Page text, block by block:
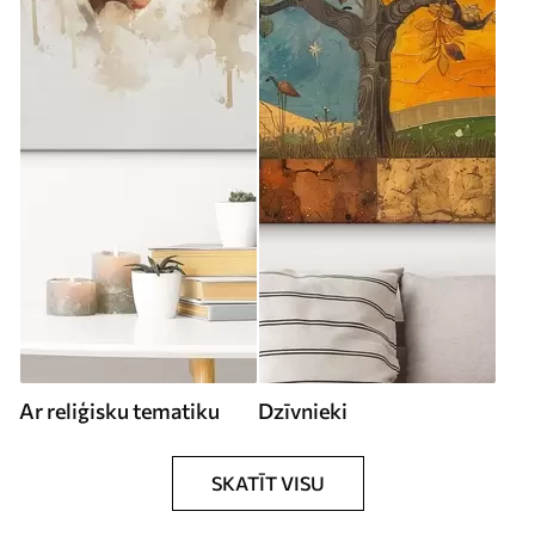
Ar reliģisku tematiku Dzīvnieki
SKATĪT VISU